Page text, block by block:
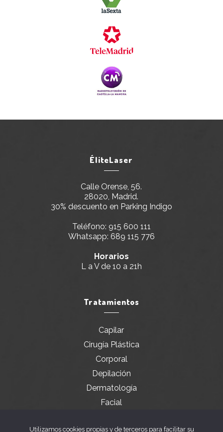
ÉliteLaser
Calle Orense, 56.
28020, Madrid.
30% descuento en Parking Indigo
Teléfono: 915 600 111
Whatsapp: 689 115 776
Horarios
L a V de 10 a 21h
Tratamientos
Capilar
Cirugía Plástica
Corporal
Depilación
Dermatología
Facial
Utilizamos cookies propias y de terceros para facilitar su